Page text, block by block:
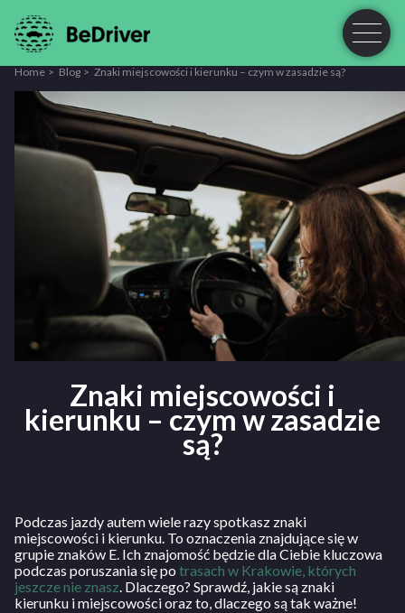
Home Blog Znaki miejscowości i kierunku – czym w zasadzie są?
Znaki miejscowości i
kierunku – czym w zasadzie
są?
Podczas jazdy autem wiele razy spotkasz znaki
miejscowości i kierunku. To oznaczenia znajdujące się w
grupie znaków E. Ich znajomość będzie dla Ciebie kluczowa
podczas poruszania się po trasach w Krakowie, których
jeszcze nie znasz. Dlaczego? Sprawdź, jakie są znaki
kierunku i miejscowości oraz to, dlaczego są tak ważne!